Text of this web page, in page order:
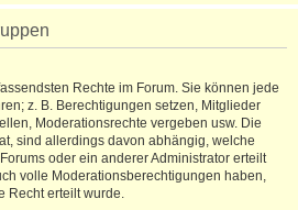
Rechte im Forum. Sie können jede
z. B. Berechtigungen setzen, Mitglieder
Moderationsrechte vergeben usw. Die
sind allerdings davon abhängig, welche
oder ein anderer Administrator erteilt
volle Moderationsberechtigungen haben,
Recht erteilt wurde.